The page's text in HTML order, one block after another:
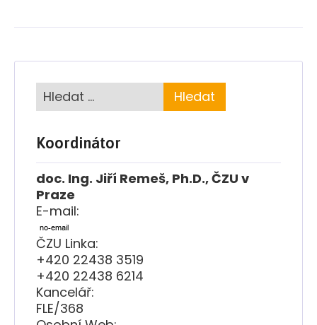
Koordinátor
doc. Ing. Jiří Remeš, Ph.D., ČZU v
Praze
E-mail:
ČZU Linka:
+420 22438 3519
+420 22438 6214
Kancelář:
FLE/368